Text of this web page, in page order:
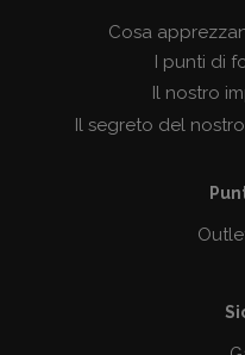
Cosa
I punti di
Il nostro
Il segreto del